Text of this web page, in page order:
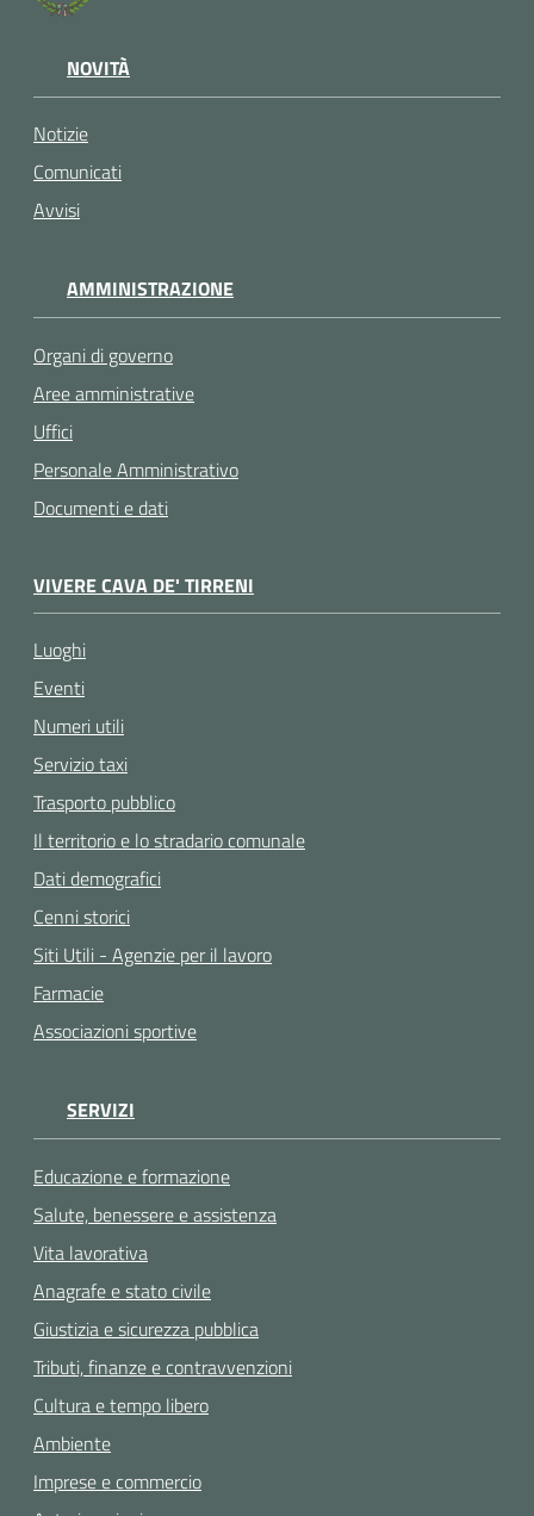
NOVITÀ
Notizie
Comunicati
Avvisi
AMMINISTRAZIONE
Organi di governo
Aree amministrative
Uffici
Personale Amministrativo
Documenti e dati
VIVERE CAVA DE' TIRRENI
Luoghi
Eventi
Numeri utili
Servizio taxi
Trasporto pubblico
Il territorio e lo stradario comunale
Dati demografici
Cenni storici
Siti Utili - Agenzie per il lavoro
Farmacie
Associazioni sportive
SERVIZI
Educazione e formazione
Salute, benessere e assistenza
Vita lavorativa
Anagrafe e stato civile
Giustizia e sicurezza pubblica
Tributi, finanze e contravvenzioni
Cultura e tempo libero
Ambiente
Imprese e commercio